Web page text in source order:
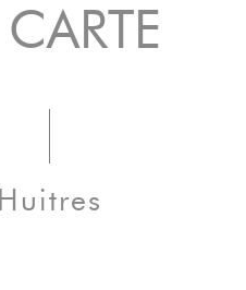
Huitres